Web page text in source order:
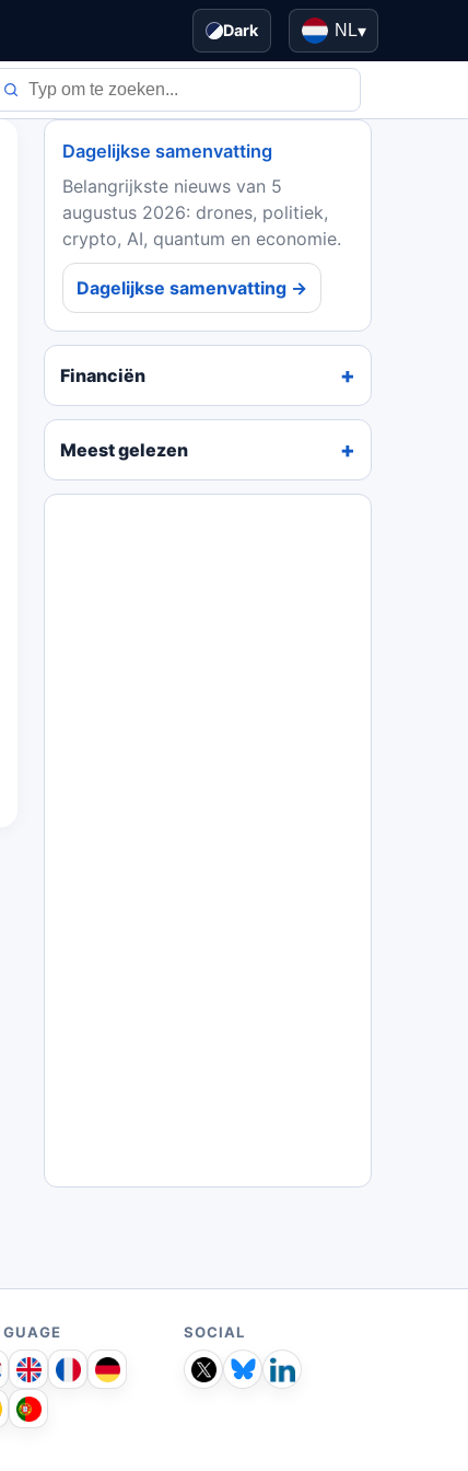
Dark NL▾
Dagelijkse samenvatting
Belangrijkste nieuws van 5
augustus 2026: drones, politiek,
crypto, AI, quantum en economie.
Dagelijkse samenvatting →
Financiën
Meest gelezen
SOCIAL